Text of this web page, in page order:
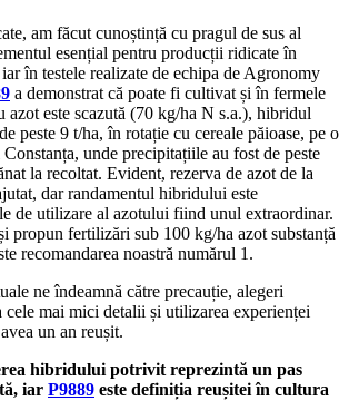
am făcut cunoștință cu pragul de sus al
esențial pentru producții ridicate în
în testele realizate de echipa de Agronomy
a demonstrat că poate fi cultivat și în fermele
azot este scazută (70 kg/ha N s.a.), hibridul
peste 9 t/ha, în rotație cu cereale păioase, pe o
unde precipitațiile au fost de peste
la recoltat. Evident, rezerva de azot de la
dar randamentul hibridului este
de utilizare al azotului fiind unul extraordinar.
propun fertilizări sub 100 kg/ha azot substanță
recomandarea noastră numărul 1.
ne îndeamnă către precauție, alegeri
cele mai mici detalii și utilizarea experienței
un an reușit.
hibridului potrivit reprezintă un pas
iar P9889 este definiția reușitei în cultura